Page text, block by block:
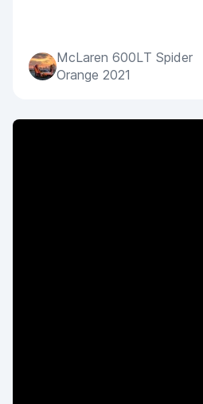
McLaren 600LT Spider
Orange 2021